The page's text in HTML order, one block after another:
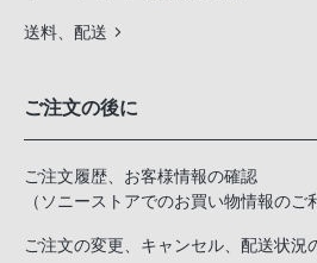
送料、配送
ご注文の後に
ご注文履歴、お客様情報の確認
（ソニーストアでのお買い物情報のご
ご注文の変更、キャンセル、配送状況